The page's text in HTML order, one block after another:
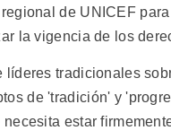
de UNICEF
la vigencia de los
líderes tradicionales
de 'tradición' y
estar